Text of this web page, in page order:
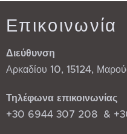
Επικοινωνία
Διεύθυνση
Αρκαδίου 10, 15124,
Τηλέφωνα επικοινωνίας
+30 6944 307 208 &